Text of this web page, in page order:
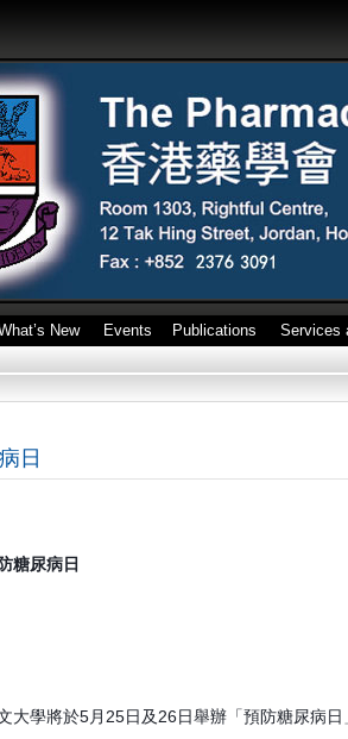
New Events Publications Services
日
糖尿病日
大學將於5月25日及26日舉辦「預防糖尿病